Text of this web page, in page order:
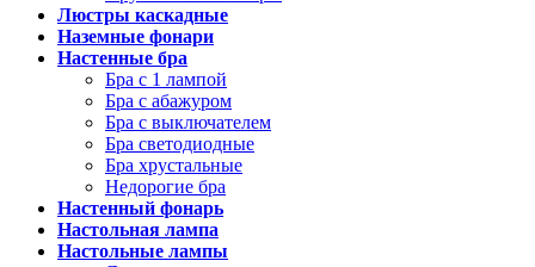
Люстры каскадные
Наземные фонари
Настенные бра
Бра с 1 лампой
Бра с абажуром
Бра с выключателем
Бра светодиодные
Бра хрустальные
Недорогие бра
Настенный фонарь
Настольная лампа
Настольные лампы